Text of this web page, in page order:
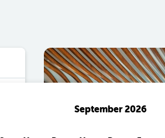
September 2026